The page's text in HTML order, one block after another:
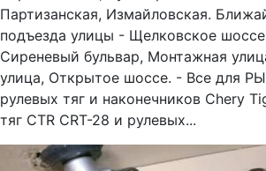
Партизанская, Измайловская.
подъезда улицы - Щелковское
Сиреневый бульвар, Монтажная
улица, Открытое шоссе. - Все для
рулевых тяг и наконечников Chery
тяг CTR CRT-28 и рулевых...